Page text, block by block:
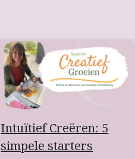
Intuïtief Creëren: 5
simpele starters